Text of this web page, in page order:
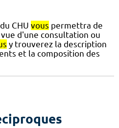
CHU vous permettra de
d'une consultation ou
y trouverez la description
et la composition des